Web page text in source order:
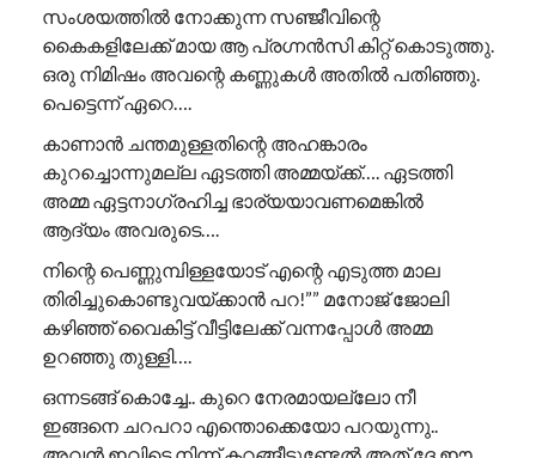
സംശയത്തിൽ നോക്കുന്ന സഞ്ജീവിന്റെ
കൈകളിലേക്ക് മായ ആ പ്രഗ്നൻസി കിറ്റ് കൊടുത്തു.
ഒരു നിമിഷം അവന്റെ കണ്ണുകൾ അതിൽ പതിഞ്ഞു.
പെട്ടെന്ന് ഏറെ….
കാണാൻ ചന്തമുള്ളതിന്റെ അഹങ്കാരം
കുറച്ചൊന്നുമല്ല ഏടത്തി അമ്മയ്ക്ക്…. ഏടത്തി
അമ്മ ഏട്ടനാഗ്രഹിച്ച ഭാര്യയാവണമെങ്കിൽ
ആദ്യം അവരുടെ….
നിന്റെ പെണ്ണുമ്പിള്ളയോട് എന്റെ എടുത്ത മാല
തിരിച്ചുകൊണ്ടുവയ്ക്കാൻ പറ!”” ​മനോജ് ജോലി
കഴിഞ്ഞ് വൈകിട്ട് വീട്ടിലേക്ക് വന്നപ്പോൾ അമ്മ
ഉറഞ്ഞു തുള്ളി….
ഒന്നടങ്ങ് കൊച്ചേ.. കുറെ നേരമായല്ലോ നീ
ഇങ്ങനെ ചറപറാ എന്തൊക്കെയോ പറയുന്നു..